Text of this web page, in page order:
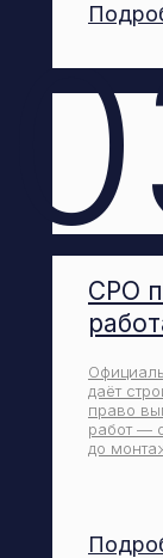
СРО
даёт
право
работ —
до